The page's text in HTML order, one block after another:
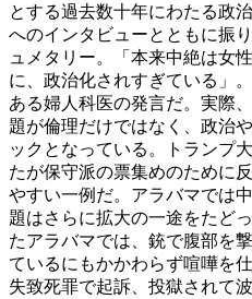
とする過去数十年にわたる政
へのインタビューとともに振
ュメタリー。「本来中絶は女
に、政治化されすぎている」
ある婦人科医の発言だ。実際
題が倫理だけではなく、政治
ックとなっている。トランプ
たが保守派の票集めのために
やすい一例だ。アラバマでは
題はさらに拡大の一途をたど
たアラバマでは、銃で腹部を
ているにもかかわらず喧嘩を
失致死罪で起訴、投獄されて